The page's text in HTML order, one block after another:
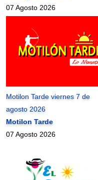
07 Agosto 2026
Motilon Tarde viernes 7 de
agosto 2026
Motilon Tarde
07 Agosto 2026